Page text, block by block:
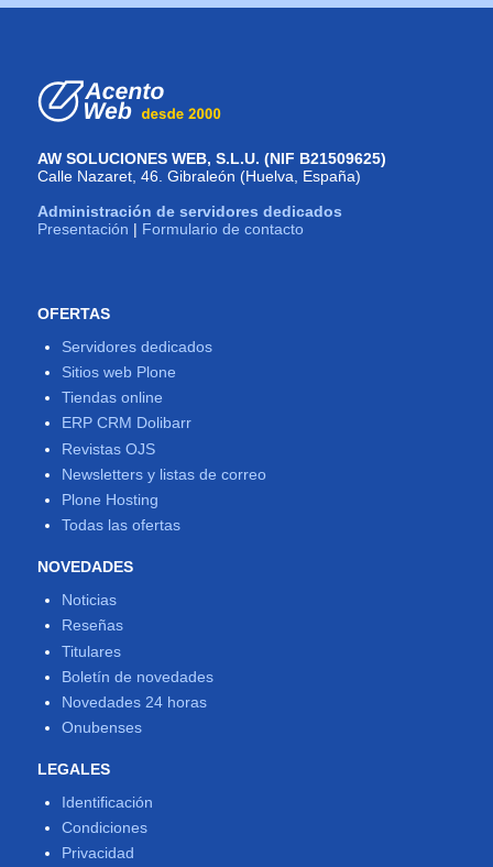
AW SOLUCIONES WEB, S.L.U. (NIF B21509625)
Calle Nazaret, 46. Gibraleón (Huelva, España)
Administración de servidores dedicados
Presentación | Formulario de contacto
OFERTAS
Servidores dedicados
Sitios web Plone
Tiendas online
ERP CRM Dolibarr
Revistas OJS
Newsletters y listas de correo
Plone Hosting
Todas las ofertas
NOVEDADES
Noticias
Reseñas
Titulares
Boletín de novedades
Novedades 24 horas
Onubenses
LEGALES
Identificación
Condiciones
Privacidad